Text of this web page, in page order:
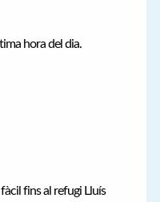
hora del dia.
fins al refugi Lluís